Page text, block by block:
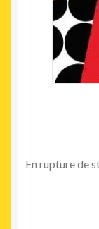
En rupture de